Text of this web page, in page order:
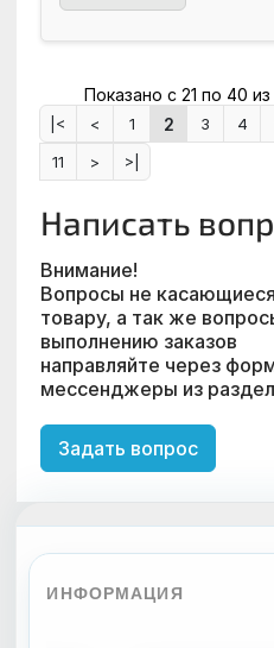
|< < 1 2 3 4
11
> >|
Показано с 21 по 40
Написать
Внимание!
Вопросы не
товару, а так же
выполнению заказов
направляйте через
мессенджеры из
ИНФОРМАЦИЯ